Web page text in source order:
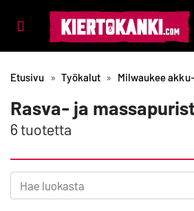
Tuotealueet
Etusivu Työkalut Milwaukee
Rasva- ja
6 tuotetta